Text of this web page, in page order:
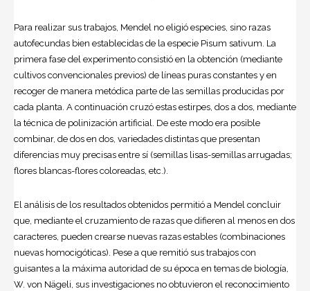
Para realizar sus trabajos, Mendel no eligió especies, sino razas
autofecundas bien establecidas de la especie Pisum sativum. La
primera fase del experimento consistió en la obtención (mediante
cultivos convencionales previos) de líneas puras constantes y en
recoger de manera metódica parte de las semillas producidas por
cada planta. A continuación cruzó estas estirpes, dos a dos, mediante
la técnica de polinización artificial. De este modo era posible
combinar, de dos en dos, variedades distintas que presentan
diferencias muy precisas entre sí (semillas lisas-semillas arrugadas;
flores blancas-flores coloreadas, etc.).
El análisis de los resultados obtenidos permitió a Mendel concluir
que, mediante el cruzamiento de razas que difieren al menos en dos
caracteres, pueden crearse nuevas razas estables (combinaciones
nuevas homocigóticas). Pese a que remitió sus trabajos con
guisantes a la máxima autoridad de su época en temas de biología,
W. von Nägeli, sus investigaciones no obtuvieron el reconocimiento